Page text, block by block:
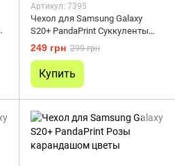
Артикул: 7395
Чехол для Samsung Galaxy
S20+ PandaPrint Суккуленты
цветы
249 грн 299 грн
Купить